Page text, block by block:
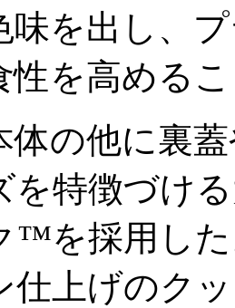
味を出し、
性を高める
の他に裏
を特徴づけ
™️を採用し
仕上げのク